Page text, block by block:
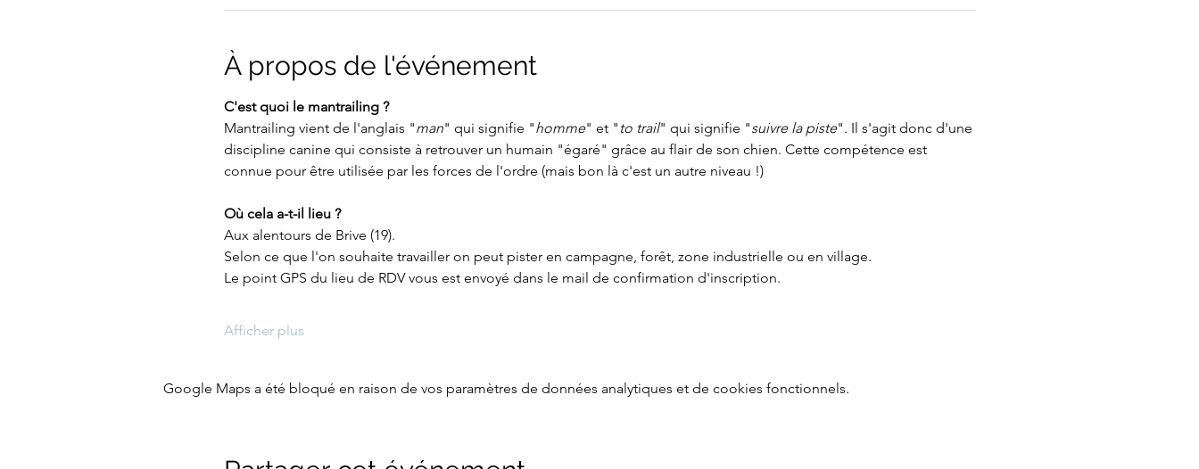
À propos de l'événement
C'est quoi le mantrailing ?
Mantrailing vient de l'anglais "man" qui signifie "homme" et " to trail" qui signifie "suivre la piste". Il s'agit donc d'une
discipline canine qui consiste à retrouver un humain "égaré" grâce au flair de son chien. Cette compétence est
connue pour être utilisée par les forces de l'ordre (mais bon là c'est un autre niveau !)
Où cela a-t-il lieu ?
Aux alentours de Brive (19).
Selon ce que l'on souhaite travailler on peut pister en campagne, forêt, zone industrielle ou en village.
Le point GPS du lieu de RDV vous est envoyé dans le mail de confirmation d'inscription.
Afficher plus
Google Maps a été bloqué en raison de vos paramètres de données analytiques et de cookies fonctionnels.